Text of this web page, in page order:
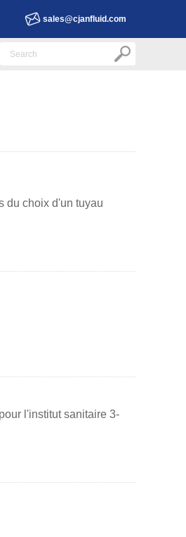
sales@cjanfluid.com
du choix d'un tuyau
l'institut sanitaire 3-